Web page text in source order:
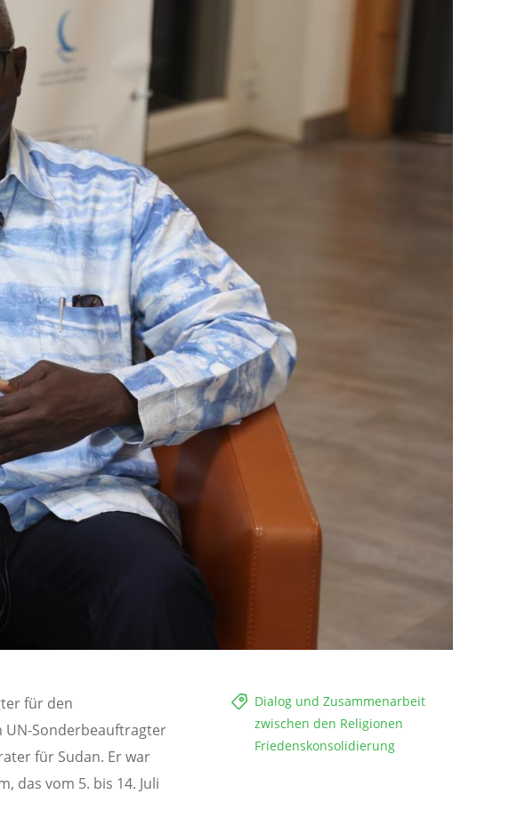
Dialog und Zusammenarbeit
zwischen den Religionen
Friedenskonsolidierung
für den
UN-Sonderbeauftragter
für Sudan. Er war
das vom 5. bis 14. Juli